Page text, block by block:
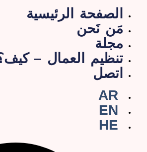
الصفحة الرئيسية
مَن نَحن
مجلة
تنظيم العمال – كيف؟
اتصل
AR
EN
HE